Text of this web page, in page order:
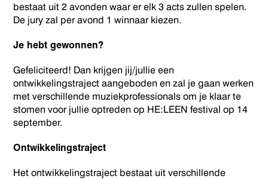
bestaat uit 2 avonden waar er elk 3 acts zullen spelen.
De jury zal per avond 1 winnaar kiezen.
Je hebt gewonnen?
Gefeliciteerd! Dan krijgen jij/jullie een
ontwikkelingstraject aangeboden en zal je gaan werken
met verschillende muziekprofessionals om je klaar te
stomen voor jullie optreden op HE:LEEN festival op 14
september.
Ontwikkelingstraject
Het ontwikkelingstraject bestaat uit verschillende